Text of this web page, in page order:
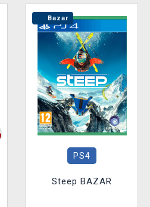
Bazar
PS4
Steep BAZAR